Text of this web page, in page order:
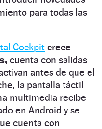
para todas las
Cockpit crece
cuenta con salidas
antes de que el
la pantalla táctil
multimedia recibe
en Android y se
cuenta con